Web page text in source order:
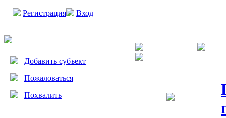
Регистрация Вход
Добавить субъект
Пожаловаться
Похвалить